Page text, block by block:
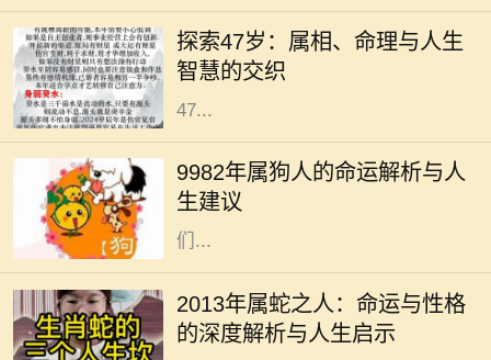
探索47岁：属相、命理与人生
智慧的交织
深受人们关注的主题。它们不仅关系
到个人的性格与命运，还与人生的走
向息息相关。今天，我们将深入探讨
47...
9982年属狗人的命运解析与人
生建议
在中国传统文化中，生肖被认为与个
人的命运有着密切的关系。1982年属
狗的人，正如生肖所示，忠诚、聪慧
且责任心强。他们的性格特征使得他
们...
2013年属蛇之人：命运与性格
的深度解析与人生启示
在中国传统文化中，生肖不仅仅是一
个出生年份的标识，更是与命运、性
格息息相关的一种符号。2013年是蛇
年，属蛇的人往往被认为是智慧与敏